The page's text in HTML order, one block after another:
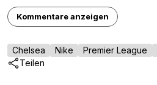
Kommentare anzeigen
Chelsea Nike Premier League
Teilen